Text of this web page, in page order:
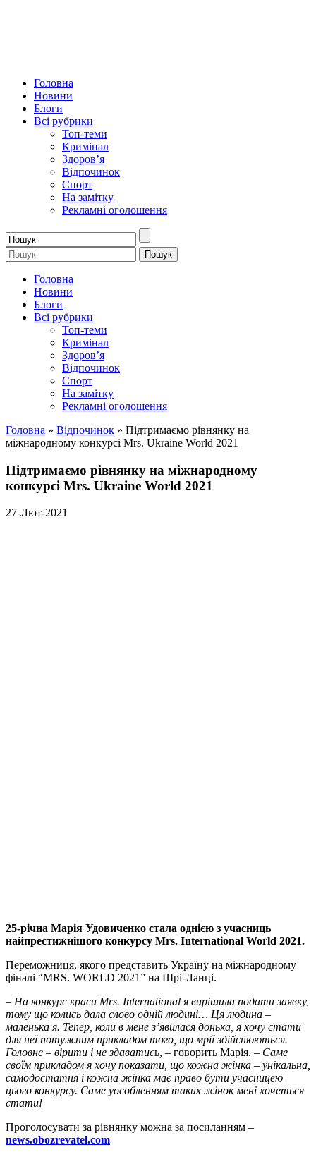
Головна
Новини
Блоги
Всі рубрики
Топ-теми
Кримінал
Здоров’я
Відпочинок
Спорт
На замітку
Рекламні оголошення
Головна
Новини
Блоги
Всі рубрики
Топ-теми
Кримінал
Здоров’я
Відпочинок
Спорт
На замітку
Рекламні оголошення
Головна » Відпочинок » Підтримаємо рівнянку на
міжнародному конкурсі Mrs. Ukraine World 2021
Підтримаємо рівнянку на міжнародному
конкурсі Mrs. Ukraine World 2021
27-Лют-2021
25-річна Марія Удовиченко стала однією з учасниць
найпрестижнішого конкурсу Mrs. International World 2021.
Переможниця, якого представить Україну на міжнародному
фіналі “MRS. WORLD 2021” на Шрі-Ланці.
– На конкурс краси Mrs. International я вирішила подати заявку,
тому що колись дала слово одній людині… Ця людина –
маленька я. Тепер, коли в мене з’явилася донька, я хочу стати
для неї потужним прикладом того, що мрії здійснюються.
Головне – вірити і не здаватись, – говорить Марія. – Саме
своїм прикладом я хочу показати, що кожна жінка – унікальна,
самодостатня і кожна жінка має право бути учасницею
цього конкурсу. Саме уособленням таких жінок мені хочеться
стати!
Проголосувати за рівнянку можна за посиланням –
news.obozrevatel.com